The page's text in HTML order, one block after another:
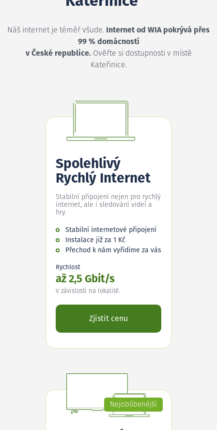
Náš internet je téměř všude. Internet od WIA pokrývá přes
99 % domácností
v České republice.Ověřte si dostupnosti v místě
Kateřinice.
Spolehlivý
Rychlý Internet
Stabilní připojení nejen pro rychlý
internet, ale i sledování videí a
hry.
Stabilní internetové připojení
Instalace již za 1 Kč
Přechod k nám vyřídíme za vás
Rychlost
až 2,5 Gbit/s
V závislosti na lokalitě.
Zjistit cenu
Nejoblíbenější